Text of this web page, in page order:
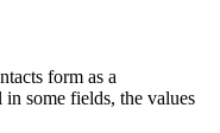
form as a
some fields, the values